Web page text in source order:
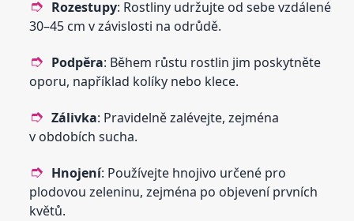
Rozestupy: Rostliny udržujte od sebe vzdálené
30–45 cm v závislosti na odrůdě.
Podpěra: Během růstu rostlin jim poskytněte
oporu, například kolíky nebo klece.
Zálivka: Pravidelně zalévejte, zejména
v obdobích sucha.
Hnojení: Používejte hnojivo určené pro
plodovou zeleninu, zejména po objevení prvních
květů.